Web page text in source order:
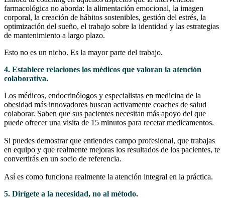
farmacológica no aborda: la alimentación emocional, la imagen
corporal, la creación de hábitos sostenibles, gestión del estrés, la
optimización del sueño, el trabajo sobre la identidad y las estrategias
de mantenimiento a largo plazo.
Esto no es un nicho. Es la mayor parte del trabajo.
4. Establece relaciones los médicos que valoran la atención
colaborativa.
Los médicos, endocrinólogos y especialistas en medicina de la
obesidad más innovadores buscan activamente coaches de salud
colaborar. Saben que sus pacientes necesitan más apoyo del que
puede ofrecer una visita de 15 minutos para recetar medicamentos.
Si puedes demostrar que entiendes campo profesional, que trabajas
en equipo y que realmente mejoras los resultados de los pacientes, te
convertirás en un socio de referencia.
Así es como funciona realmente la atención integral en la práctica.
5. Dirígete a la necesidad, no al método.